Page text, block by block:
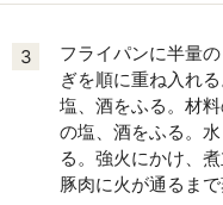
3
フライパンに半量
ぎを順に重ね入れ
塩、酒をふる。材
の塩、酒をふる。
る。強火にかけ、
豚肉に火が通るまで